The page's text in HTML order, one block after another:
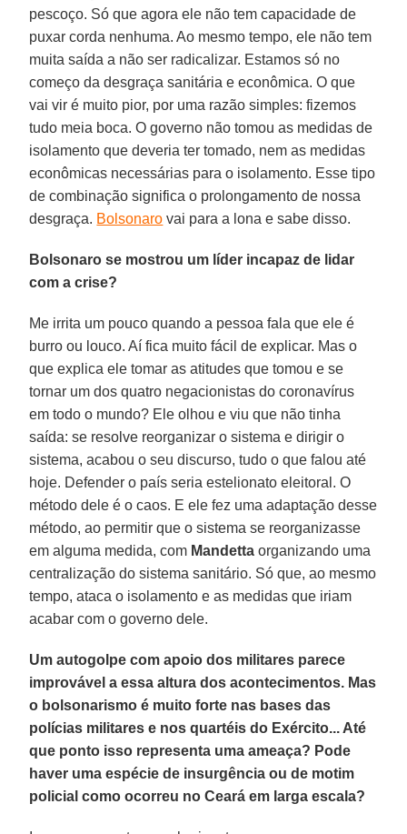
pescoço. Só que agora ele não tem capacidade de
puxar corda nenhuma. Ao mesmo tempo, ele não tem
muita saída a não ser radicalizar. Estamos só no
começo da desgraça sanitária e econômica. O que
vai vir é muito pior, por uma razão simples: fizemos
tudo meia boca. O governo não tomou as medidas de
isolamento que deveria ter tomado, nem as medidas
econômicas necessárias para o isolamento. Esse tipo
de combinação significa o prolongamento de nossa
desgraça. Bolsonaro vai para a lona e sabe disso.
Bolsonaro se mostrou um líder incapaz de lidar
com a crise?
Me irrita um pouco quando a pessoa fala que ele é
burro ou louco. Aí fica muito fácil de explicar. Mas o
que explica ele tomar as atitudes que tomou e se
tornar um dos quatro negacionistas do coronavírus
em todo o mundo? Ele olhou e viu que não tinha
saída: se resolve reorganizar o sistema e dirigir o
sistema, acabou o seu discurso, tudo o que falou até
hoje. Defender o país seria estelionato eleitoral. O
método dele é o caos. E ele fez uma adaptação desse
método, ao permitir que o sistema se reorganizasse
em alguma medida, com Mandetta organizando uma
centralização do sistema sanitário. Só que, ao mesmo
tempo, ataca o isolamento e as medidas que iriam
acabar com o governo dele.
Um autogolpe com apoio dos militares parece
improvável a essa altura dos acontecimentos. Mas
o bolsonarismo é muito forte nas bases das
polícias militares e nos quartéis do Exército... Até
que ponto isso representa uma ameaça? Pode
haver uma espécie de insurgência ou de motim
policial como ocorreu no Ceará em larga escala?